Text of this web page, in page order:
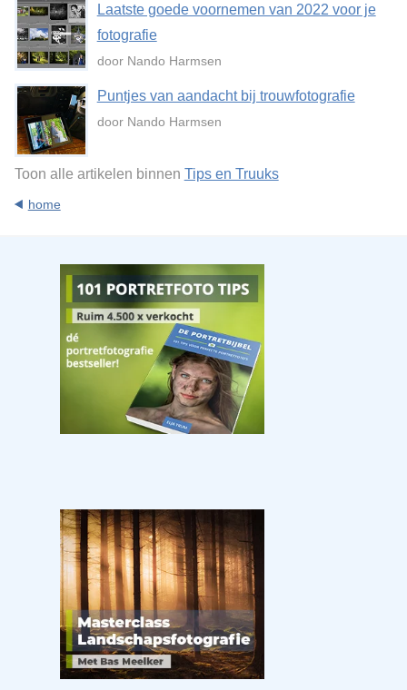
Laatste goede voornemen van 2022 voor je
fotografie
door Nando Harmsen
Puntjes van aandacht bij trouwfotografie
door Nando Harmsen
Toon alle artikelen binnen Tips en Truuks
home